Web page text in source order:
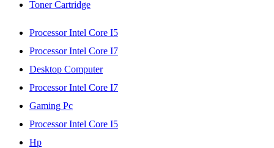
Toner Cartridge
Processor Intel Core I5
Processor Intel Core I7
Desktop Computer
Processor Intel Core I7
Gaming Pc
Processor Intel Core I5
Hp